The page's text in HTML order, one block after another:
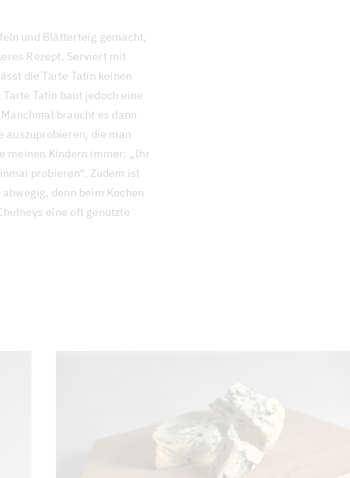
und Blätterteig gemacht,
Rezept. Serviert mit
die Tarte Tatin keinen
Tatin baut jedoch eine
braucht es dann
auszuprobieren, die man
meinen Kindern immer: „Ihr
probieren“. Zudem ist
denn beim Kochen
eine oft genutzte